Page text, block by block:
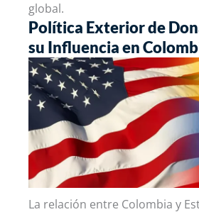
global.
Política Exterior de
su Influencia en
La relación entre Colombia y